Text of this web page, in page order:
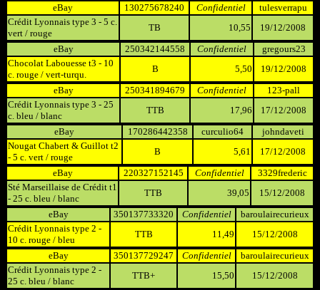
eBay
130275678240 Confidentiel
tulesverrapu
Crédit Lyonnais type 3 - 5 c.
vert / rouge
TB 10,55
19/12/2008
eBay
250342144558 Confidentiel
gregours23
Chocolat Labouesse t3 - 10
c. rouge / vert-turqu.
B 5,50
19/12/2008
eBay
250341894679 Confidentiel
123-pall
Crédit Lyonnais type 3 - 25
c. bleu / blanc
TTB 17,96
17/12/2008
eBay
170286442358 curculio64
johndaveti
Nougat Chabert & Guillot t2
- 5 c. vert / rouge
B 5,61
17/12/2008
eBay
220327152145 Confidentiel
3329frederic
Sté Marseillaise de Crédit t1
- 25 c. bleu / blanc
TTB 39,05
15/12/2008
eBay
350137733320 Confidentiel
baroulairecurieux
Crédit Lyonnais type 2 -
10 c. rouge / bleu
TTB 11,49
15/12/2008
eBay
350137729247 Confidentiel
baroulairecurieux
Crédit Lyonnais type 2 -
25 c. bleu / blanc
TTB+ 15,50
15/12/2008